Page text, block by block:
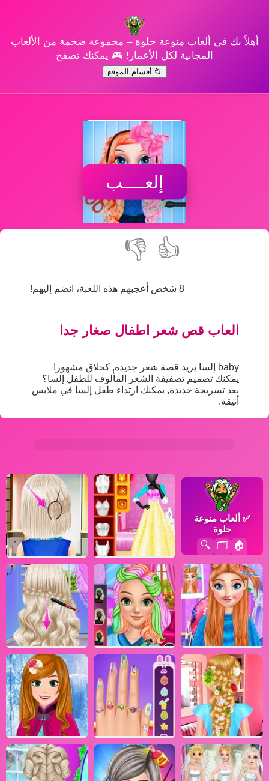
أهلاً بك في ألعاب منوعة حلوة – مجموعة ضخمة من الألعاب
المجانية لكل الأعمار! 🎮 يمكنك تصفح
📂 أقسام الموقع
إلعــــب
👍
👎
8 شخص أعجبهم هذه اللعبة، انضم إليهم!
العاب قص شعر اطفال صغار جدا
baby إلسا يريد قصة شعر جديدة, كحلاق مشهور!
يمكنك تصميم تصفيفة الشعر المألوف للطفل إلسا؟
بعد تسريحة جديدة, يمكنك ارتداء طفل إلسا في ملابس
أنيقة.
✅ ألعاب منوعة
حلوة
🏠
🗂️
🔍